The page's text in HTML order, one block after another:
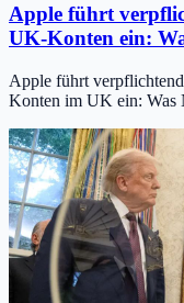
Apple führt
UK-Konten ein:
Apple führt
Konten im UK ein: Was